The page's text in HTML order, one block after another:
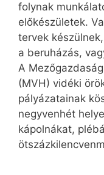
folynak
előkészületek.
tervek
a beruházás,
A
(MVH) vidéki
pályázatainak
negyvenhét
kápolnákat,